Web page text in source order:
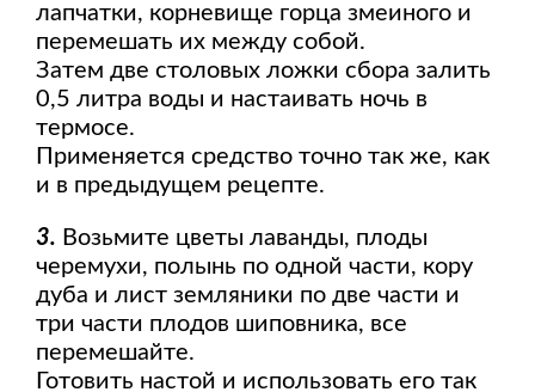
лапчатки, корневище горца змеиного и
перемешать их между собой.
Затем две столовых ложки сбора залить
0,5 литра воды и настаивать ночь в
термосе.
Применяется средство точно так же, как
и в предыдущем рецепте.
3. Возьмите цветы лаванды, плоды
черемухи, полынь по одной части, кору
дуба и лист земляники по две части и
три части плодов шиповника, все
перемешайте.
Готовить настой и использовать его так